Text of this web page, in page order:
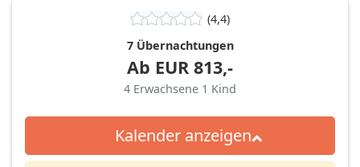
(4,4)
7 Übernachtungen
Ab EUR 813,-
4 Erwachsene 1 Kind
Kalender anzeigen